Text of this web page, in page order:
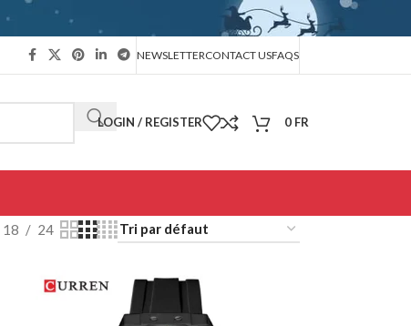
NEWSLETTERCONTACT USFAQS
LOGIN / REGISTER 0 FR
18 24